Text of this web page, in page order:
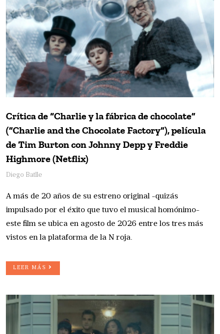
Crítica de “Charlie y la fábrica de chocolate”
(“Charlie and the Chocolate Factory”), película
de Tim Burton con Johnny Depp y Freddie
Highmore (Netflix)
Diego Batlle
A más de 20 años de su estreno original -quizás
impulsado por el éxito que tuvo el musical homónimo-
este film se ubica en agosto de 2026 entre los tres más
vistos en la plataforma de la N roja.
LEER MÁS